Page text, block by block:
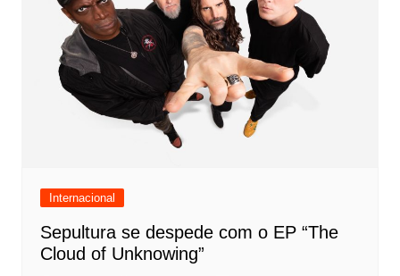
Internacional
Sepultura se despede com o EP “The
Cloud of Unknowing”